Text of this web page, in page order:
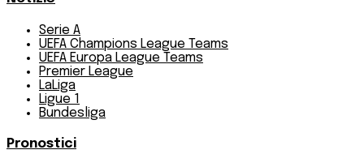
Serie A
UEFA Champions League Teams
UEFA Europa League Teams
Premier League
LaLiga
Ligue 1
Bundesliga
Pronostici